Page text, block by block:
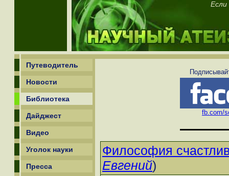
Путеводитель
Новости
Библиотека
Дайджест
Видео
Уголок науки
Пресса
fb.com/
Философия
Евгений)